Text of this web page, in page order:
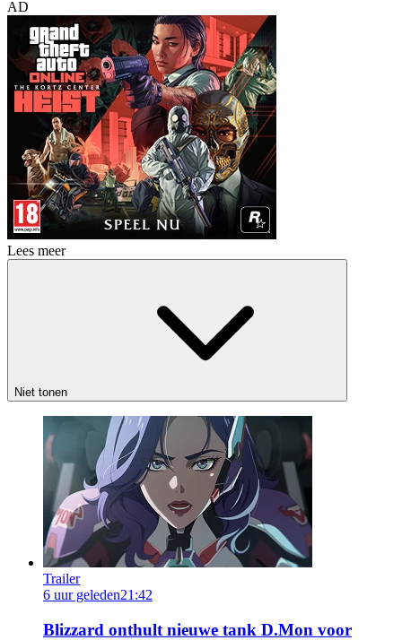
AD
Lees meer
Niet tonen
Trailer
6 uur geleden21:42
Blizzard onthult nieuwe tank D.Mon voor